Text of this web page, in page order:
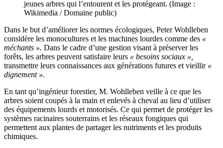
jeunes arbres qui l’entourent et les protégeant. (Image :
Wikimedia / Domaine public)
Dans le but d’améliorer les normes écologiques, Peter Wohlleben
considère les monocultures et les machines lourdes comme des «
méchants ». Dans le cadre d’une gestion visant à préserver les
forêts, les arbres peuvent satisfaire leurs « besoins sociaux »,
transmettre leurs connaissances aux générations futures et vieillir «
dignement ».
En tant qu’ingénieur forestier, M. Wohlleben veille à ce que les
arbres soient coupés à la main et enlevés à cheval au lieu d’utiliser
des équipements lourds et motorisés. Ce qui permet de protéger les
systèmes racinaires souterrains et les réseaux fongiques qui
permettent aux plantes de partager les nutriments et les produits
chimiques.